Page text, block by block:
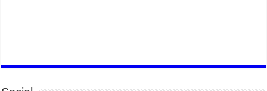
ТӨРИЙН ДАЛБААНЫ ӨДӨРТ ЗОРИУЛСАН
2026 оны 7 сар 14 / 17 цаг 47 минут